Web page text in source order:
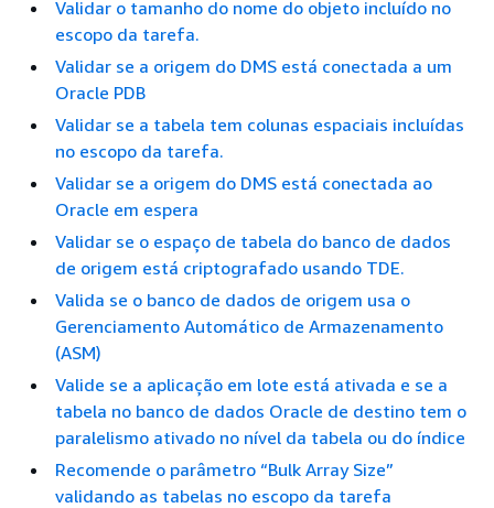
Validar o tamanho do nome do objeto incluído no
escopo da tarefa.
Validar se a origem do DMS está conectada a um
Oracle PDB
Validar se a tabela tem colunas espaciais incluídas
no escopo da tarefa.
Validar se a origem do DMS está conectada ao
Oracle em espera
Validar se o espaço de tabela do banco de dados
de origem está criptografado usando TDE.
Valida se o banco de dados de origem usa o
Gerenciamento Automático de Armazenamento
(ASM)
Valide se a aplicação em lote está ativada e se a
tabela no banco de dados Oracle de destino tem o
paralelismo ativado no nível da tabela ou do índice
Recomende o parâmetro “Bulk Array Size”
validando as tabelas no escopo da tarefa